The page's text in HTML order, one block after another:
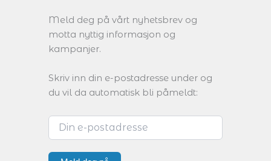
Meld deg på vårt nyhetsbrev og
motta nyttig informasjon og
kampanjer.
Skriv inn din e-postadresse under og
du vil da automatisk bli påmeldt: